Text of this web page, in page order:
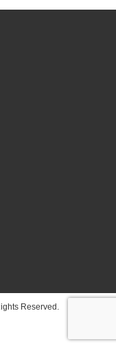
Reserved.